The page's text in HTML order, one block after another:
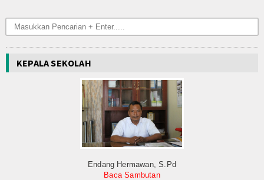
Konsultasi
KEPALA SEKOLAH
Endang Hermawan, S.Pd
Baca Sambutan